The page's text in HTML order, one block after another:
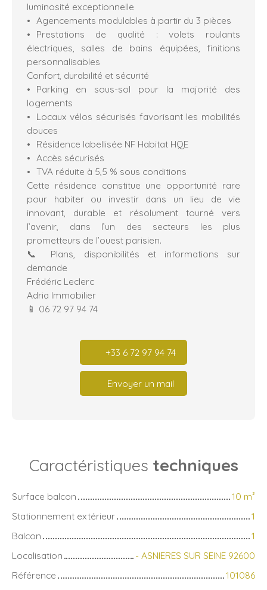
luminosité exceptionnelle
Agencements modulables à partir du 3 pièces
Prestations de qualité : volets roulants
électriques, salles de bains équipées, finitions
personnalisables
Confort, durabilité et sécurité
Parking en sous-sol pour la majorité des
logements
Locaux vélos sécurisés favorisant les mobilités
douces
Résidence labellisée NF Habitat HQE
Accès sécurisés
TVA réduite à 5,5 % sous conditions
Cette résidence constitue une opportunité rare
pour habiter ou investir dans un lieu de vie
innovant, durable et résolument tourné vers
l’avenir, dans l’un des secteurs les plus
prometteurs de l’ouest parisien.
📞 Plans, disponibilités et informations sur
demande
Frédéric Leclerc
Adria Immobilier
📱 06 72 97 94 74
+33 6 72 97 94 74
Envoyer un mail
Caractéristiques techniques
Surface balcon 10 m²
Stationnement extérieur
1
Balcon
1
Localisation
- ASNIERES SUR SEINE 92600
Référence
101086